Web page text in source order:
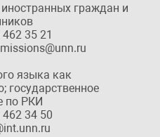
граждан и
35 21
языка как
государственное
по РКИ
34 50